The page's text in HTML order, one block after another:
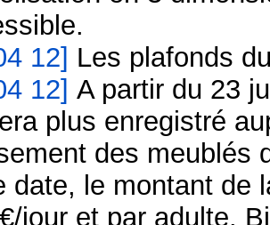
12] Les plafonds
12] A partir du 23
plus enregistré
des meublés
date, le montant de
jour et par adulte.